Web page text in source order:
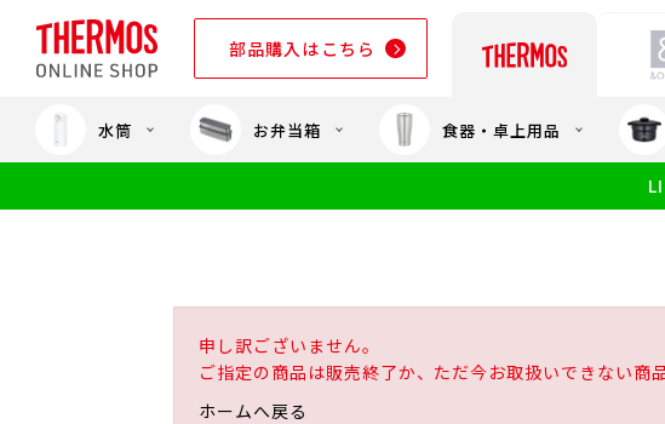
部品購入はこちら
部品購入はこちら
食
水筒 お弁当箱 食器・卓上用品
申し訳ございません。
ご指定の商品は販売終了か、ただ今お取扱いできない商品
ホームへ戻る